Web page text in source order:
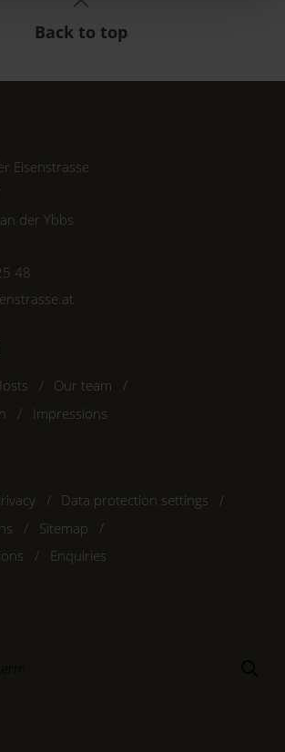
Back to top
Eisenstrasse
der Ybbs
48
Our team
Impressions
Data protection settings
Sitemap
Enquiries